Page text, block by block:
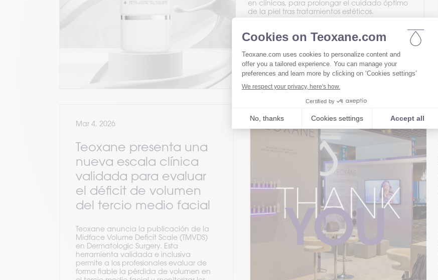
en clínicas, para prolongar el cuidado óptimo
de la piel tras tratamientos estéticos.
Leer el artículo
Mar 4, 2026
Teoxane presenta una
nueva escala clínica
validada para evaluar
el déficit de volumen
del tercio medio facial
Teoxane anuncia la publicación de la
Midface Volume Deficit Scale (TMVDS)
en Dermatologic Surgery. Esta
herramienta validada e inclusiva
permite a los profesionales evaluar de
forma fiable la pérdida de volumen en